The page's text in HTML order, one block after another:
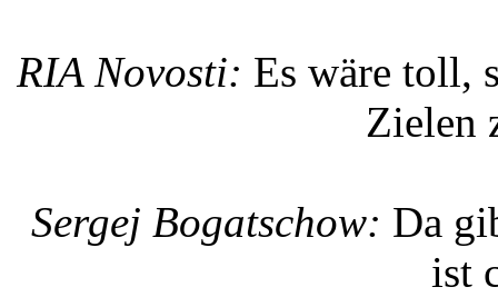
RIA Novosti: Es wäre toll,
Zielen
Sergej Bogatschow: Da
ist